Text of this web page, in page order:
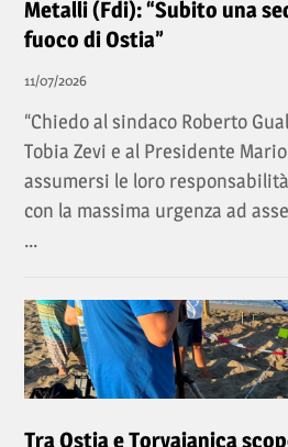
Metalli (Fdi): “Subito una
fuoco di Ostia”
11/07/2026
“Chiedo al sindaco Roberto
Tobia Zevi e al Presidente
assumersi le loro
con la massima urgenza ad
...
Tra Ostia e Torvaianica